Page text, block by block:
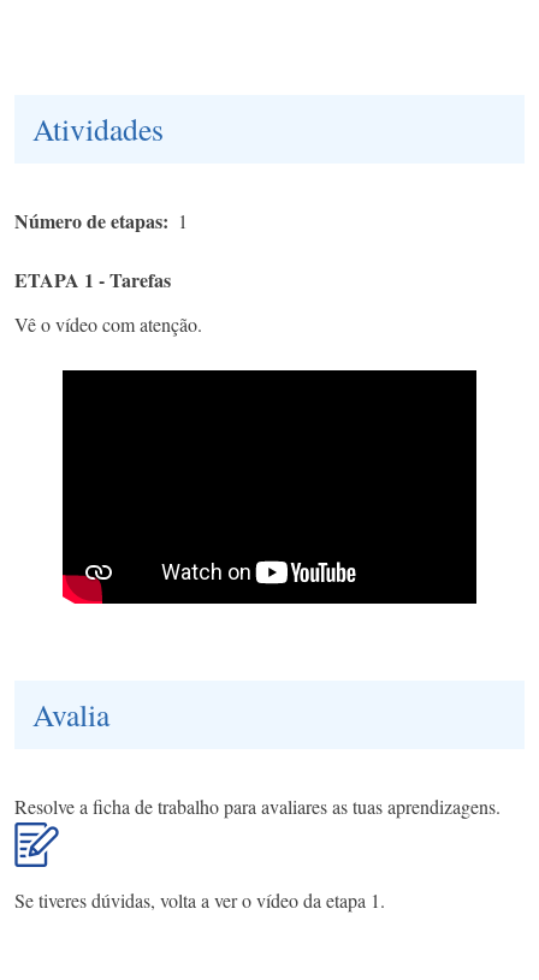
Atividades
Número de etapas 1
ETAPA 1 - Tarefas
Vê o vídeo com atenção.
Avalia
Resolve a ficha de trabalho para avaliares as tuas aprendizagens.
Se tiveres dúvidas, volta a ver o vídeo da etapa 1.